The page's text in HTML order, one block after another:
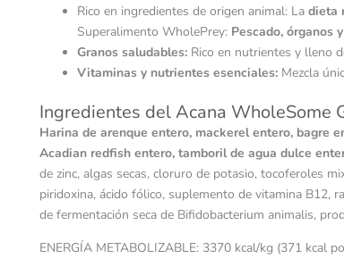
Rico en ingredientes de origen animal: La dieta
Superalimento WholePrey: Pescado, órganos
Granos saludables: Rico en nutrientes y lleno
Vitaminas y nutrientes esenciales: Mezcla
Ingredientes del Acana WholeSome
Harina de arenque entero, mackerel entero, bagre
Acadian redfish entero, tamboril de agua dulce
de zinc, algas secas, cloruro de potasio, tocoferoles
piridoxina, ácido fólico, suplemento de vitamina B12,
de fermentación seca de Bifidobacterium animalis,
ENERGÍA METABOLIZABLE: 3370 kcal/kg (371 kcal